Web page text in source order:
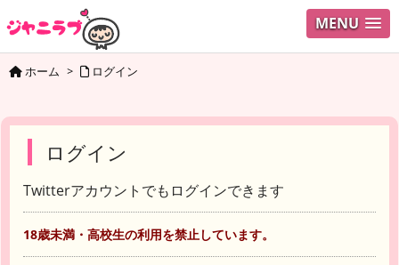
MENU
ホーム > ログイン
ログイン
Twitterアカウントでもログインできます
18歳未満・高校生の利用を禁止しています。